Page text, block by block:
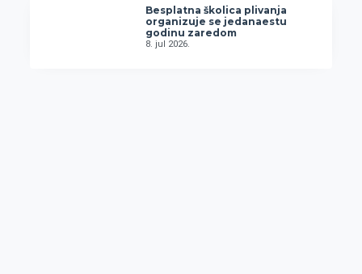
Besplatna školica plivanja
organizuje se jedanaestu
godinu zaredom
8. jul 2026.